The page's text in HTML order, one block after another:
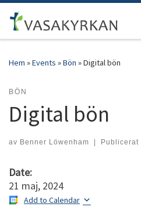
Hoppa till innehåll
Hem »Events »Bön »Digital bön
BÖN
Digital bön
av Benner Löwenham | Publicerat
Date:
21 maj, 2024
Add to Calendar